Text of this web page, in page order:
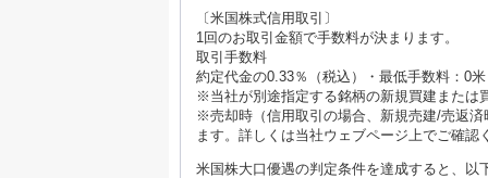
〔米国株式信用取引〕
1回のお取引金額で手数料が決まります。
取引手数料
約定代金の0.33％（税込）・最低手数料：0
※当社が別途指定する銘柄の新規買建または
※売却時（信用取引の場合、新規売建/売返
ます。詳しくは当社ウェブページ上でご確認
米国株大口優遇の判定条件を達成すると、